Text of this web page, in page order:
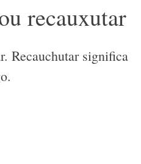
recauxutar
Recauchutar significa